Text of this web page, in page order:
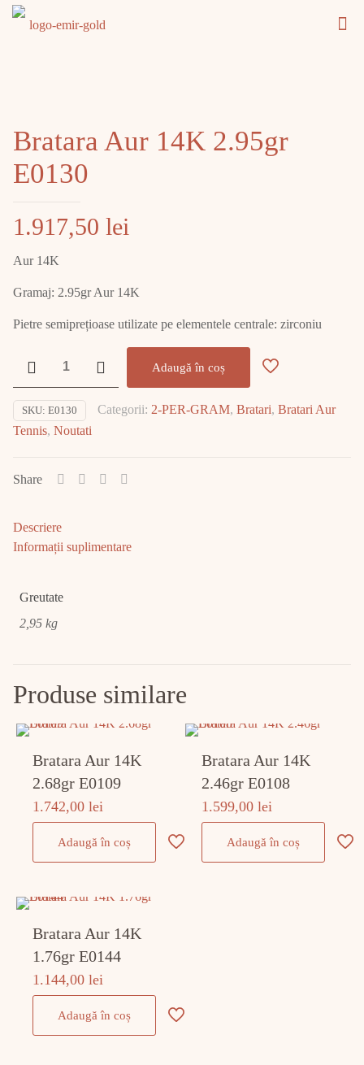
Bratara Aur 14K 2.95gr
E0130
1.917,50 lei
Aur 14K
Gramaj: 2.95gr Aur 14K
Pietre semiprețioase utilizate pe elementele centrale: zirconiu
Bratara
14K
2.95gr
Adaugă în coș
SKU: E0130 Categorii: 2-PER-GRAM, Bratari, Bratari Aur
Tennis, Noutati
Share
Descriere
Informații suplimentare
Greutate
2,95 kg
Produse similare
Bratara Aur 14K
2.68gr E0109
1.742,00lei
Adaugă în coș
Bratara Aur 14K
2.46gr E0108
1.599,00lei
Adaugă în coș
Bratara Aur 14K
1.76gr E0144
1.144,00lei
Adaugă în coș